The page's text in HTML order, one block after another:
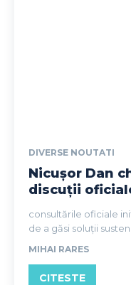
DIVERSE NOUTATI
Nicușor Dan
discuții
consultările oficiale
de a găsi soluții
MIHAI RARES
CITESTE